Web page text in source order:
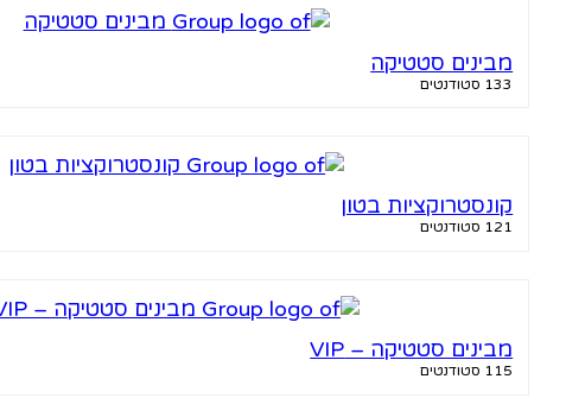
מבינים סטטיקה
133 סטודנטים
קונסטרוקציות בטון
121 סטודנטים
מבינים סטטיקה – VIP
115 סטודנטים